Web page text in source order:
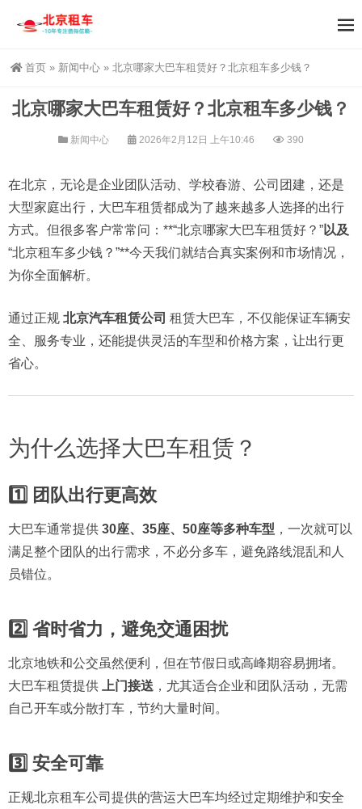
首页 » 新闻中心 » 北京哪家大巴车租赁好？北京租车多少钱？
北京哪家大巴车租赁好？北京租车多少钱？
新闻中心 2026年2月12日 上午10:46 390
在北京，无论是企业团队活动、学校春游、公司团建，还是
大型家庭出行，大巴车租赁都成为了越来越多人选择的出行
方式。但很多客户常常问：**“北京哪家大巴车租赁好？”以及
“北京租车多少钱？”**今天我们就结合真实案例和市场情况，
为你全面解析。
通过正规 北京汽车租赁公司 租赁大巴车，不仅能保证车辆安
全、服务专业，还能提供灵活的车型和价格方案，让出行更
省心。
为什么选择大巴车租赁？
1️⃣ 团队出行更高效
大巴车通常提供 30座、35座、50座等多种车型 ，一次就可以
满足整个团队的出行需求，不必分多车，避免路线混乱和人
员错位。
2️⃣ 省时省力，避免交通困扰
北京地铁和公交虽然便利，但在节假日或高峰期容易拥堵。
大巴车租赁提供
上门接送 ，尤其适合企业和团队活动，无需
自己开车或分散打车，节约大量时间。
3️⃣ 安全可靠
正规北京租车公司提供的营运大巴车均经过定期维护和安全